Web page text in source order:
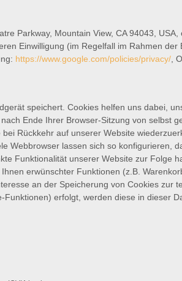
Parkway, Mountain View, CA 94043,
Einwilligung (im Regelfall im Rahmen der
https://www.google.com/policies/privacy/ ,
speichert. Cookies helfen uns dabei,
Ende Ihrer Browser-Sitzung von selbst
Rückkehr auf unserer Website
Webbrowser lassen sich so konfigurieren,
Funktionalität unserer Website zur Folge
erwünschter Funktionen (z.B.
an der Speicherung von Cookies zur
erfolgt, werden diese in dieser